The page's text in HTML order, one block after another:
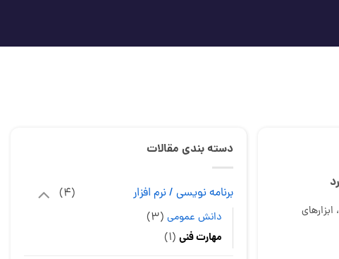
دسته بندی مقالات
برنامه نویسی / نرم افزار (۴)
دانش عمومی (۳)
مهارت فنی (۱)